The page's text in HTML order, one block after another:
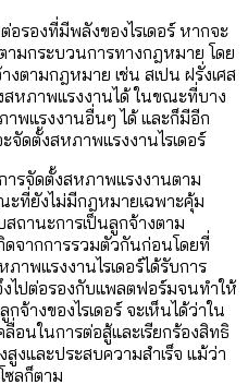
รองที่มีพลังของไรเดอร์ หากจะ
ามกระบวนการทางกฎหมาย โดย
งตามกฎหมาย เช่น สเปน ฝรั่งเศส
สหภาพแรงงานได้ ในขณะที่บาง
าพแรงงานอื่นๆ ได้ และก็มีอีก
ดตั้งสหภาพแรงงานไรเดอร์
ารจัดตั้งสหภาพแรงงานตาม
ะที่ยังไม่มีกฎหมายเฉพาะคุ้ม
สถานะการเป็นลูกจ้างตาม
ดจากการรวมตัวกันก่อนโดยที่
าพแรงงานไรเดอร์ได้รับการ
ไปต่อรองกับแพลตฟอร์มจนทำให้
างของไรเดอร์ จะเห็นได้ว่าใน
นในการต่อสู้และเรียกร้องสิทธิ
สูงและประสบความสำเร็จ แม้ว่า
ซลก็ตาม